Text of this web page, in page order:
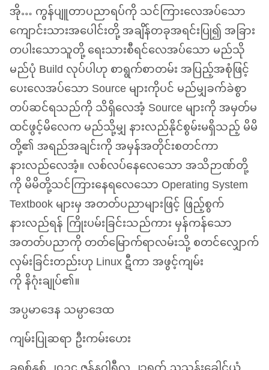
အို… ကွန်ပျူတာပညာရပ်ကို သင်ကြားလေအပ်သော
ကျောင်းသားအပေါင်းတို့ အချိန်တခုအရင်းပြု၍ အခြား
တပါးသောသူတို့ ရေးသားစီရင်လေအပ်သော မည်သို
မည်ပုံ Build လုပ်ပါဟု စာရွက်စာတမ်း အပြည့်အစုံဖြင့်
ပေးလေအပ်သော Source များကိုပင် မည်မျှခက်ခဲစွာ
တပ်ဆင်ရသည်ကို သိရှိလေအံ့ Source များကို အမှတ်မ
ထင်ဖွင့်မိလေက မည်သို့မျှ နားလည်နိုင်စွမ်းမရှိသည့် မိမိ
တို့၏ အရည်အချင်းကို အမှန်အတိုင်းစတင်ကာ
နားလည်လေအံ့။ လစ်လပ်နေလေသော အသိဉာဏ်တို့
ကို မိမိတို့သင်ကြားနေရလေသော Operating System
Textbook များမှ အတတ်ပညာများဖြင့် ဖြည့်စွက်
နားလည်ရန် ကြိုးပမ်းခြင်းသည်ကား မှန်ကန်သော
အတတ်ပညာကို တတ်မြောက်ရာလမ်းသို့ စတင်လျှောက်
လှမ်းခြင်းတည်းဟု Linux ဋီကာ အဖွင့်ကျမ်း
ကို နိဂုံးချုပ်၏။
အပ္ပမာဒေန သမ္ပာဒေထ
ကျမ်းပြုဆရာ ဦးကမ်းဟေး